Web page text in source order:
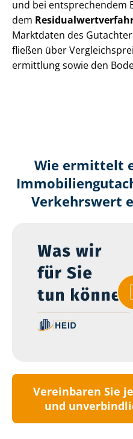
und bei entsprechendem
dem
Marktdaten des
fließen über
ermitt­lung sowie den
Wie ermittelt
Verkehrswert
Vereinbaren Sie
und